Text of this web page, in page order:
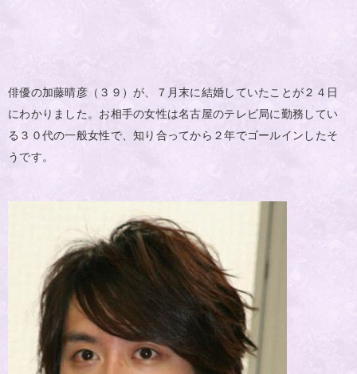
俳優の加藤晴彦（３９）が、７月末に結婚していたことが２４日
にわかりました。お相手の女性は名古屋のテレビ局に勤務してい
る３０代の一般女性で、知り合ってから２年でゴールインしたそ
うです。